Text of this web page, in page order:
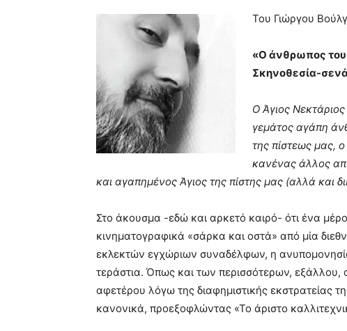
blonde
show.
desi
xxx
brandi
lyons
teaches
meaning
pain.
pornhun
Του Γιώργου
«Ο άνθρωπος
Σκηνοθεσία-
Ο Άγιος
γεμάτος αγάπη
της πίστεως μας,
κανένας άλλος
και αγαπημένος Άγιος της πίστης μας (αλλά και
Στο άκουσμα -εδώ και αρκετό καιρό- ότι ένα
κινηματογραφικά «σάρκα και οστά» από μία
εκλεκτών εγχώριων συναδέλφων, η
τεράστια. Όπως και των περισσότερων, εξάλλου,
αφετέρου λόγω της διαφημιστικής εκστρατείας
κανονικά, προεξοφλώντας «Το άριστο